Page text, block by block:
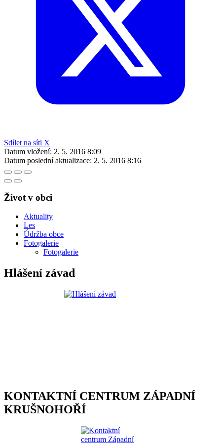
Sdílet na síti X
Datum vložení: 2. 5. 2016 8:09
Datum poslední aktualizace: 2. 5. 2016 8:16
Život v obci
Aktuality
Les
Údržba obce
Fotogalerie
Fotogalerie
Hlášení závad
KONTAKTNÍ CENTRUM ZÁPADNÍ
KRUŠNOHOŘÍ